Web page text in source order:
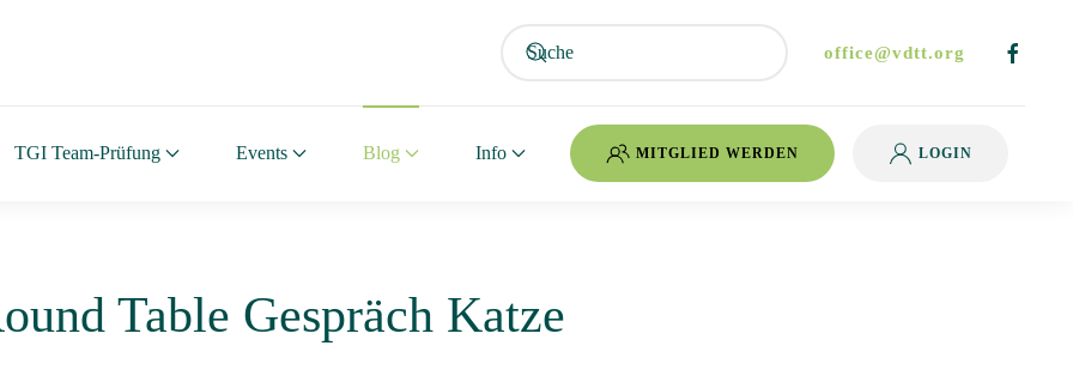
office@vdtt.org
TGI Team-Prüfung Events Blog Info MITGLIED WERDEN LOGIN
Table Gespräch Katze